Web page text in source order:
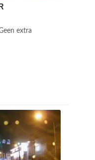
extra